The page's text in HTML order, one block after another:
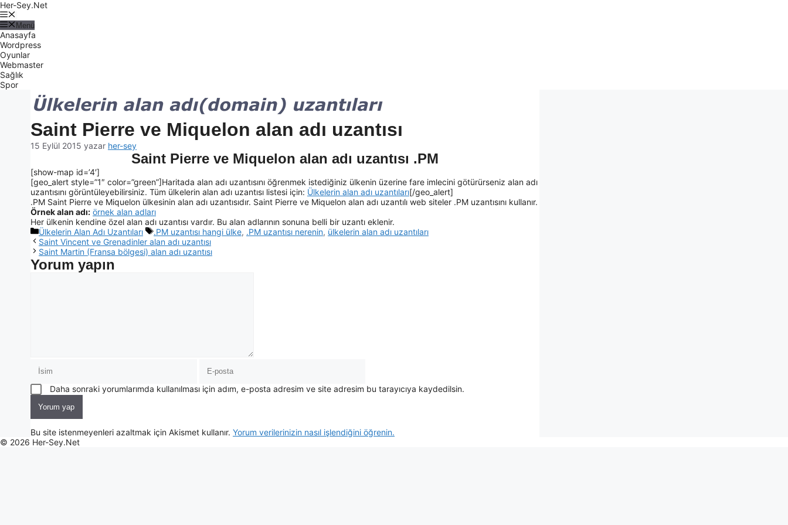
Her-Sey.Net
Menü
Anasayfa
Wordpress
Oyunlar
Webmaster
Sağlık
Spor
Saint Pierre ve Miquelon alan adı uzantısı
15 Eylül 2015 yazar her-sey
Saint Pierre ve Miquelon alan adı uzantısı .PM
[show-map id=’4′]
[geo_alert style=”1″ color=”green”]Haritada alan adı uzantısını öğrenmek istediğiniz ülkenin üzerine fare imlecini götürürseniz alan adı
uzantısını görüntüleyebilirsiniz. Tüm ülkelerin alan adı uzantısı listesi için: Ülkelerin alan adı uzantıları[/geo_alert]
.PM Saint Pierre ve Miquelon ülkesinin alan adı uzantısıdır. Saint Pierre ve Miquelon alan adı uzantılı web siteler .PM uzantısını kullanır.
Örnek alan adı: örnek alan adları
Her ülkenin kendine özel alan adı uzantısı vardır. Bu alan adlarının sonuna belli bir uzantı eklenir.
Ülkelerin Alan Adı Uzantıları
.PM uzantısı hangi ülke, .PM uzantısı nerenin, ülkelerin alan adı uzantıları
Saint Vincent ve Grenadinler alan adı uzantısı
Saint Martin (Fransa bölgesi) alan adı uzantısı
Yorum yapın
Daha sonraki yorumlarımda kullanılması için adım, e-posta adresim ve site adresim bu tarayıcıya kaydedilsin.
Bu site istenmeyenleri azaltmak için Akismet kullanır. Yorum verilerinizin nasıl işlendiğini öğrenin.
© 2026 Her-Sey.Net